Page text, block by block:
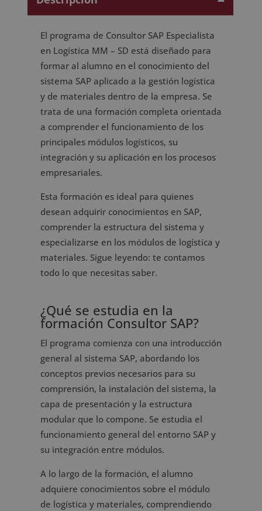
El programa de Consultor SAP Especialista
en Logística MM – SD está diseñado para
formar al alumno en el conocimiento del
sistema SAP aplicado a la gestión logística
y de materiales dentro de la empresa. Se
trata de una formación completa orientada
a comprender el funcionamiento de los
principales módulos logísticos, su
integración y su aplicación en los procesos
empresariales.
Esta formación es ideal para quienes
desean adquirir conocimientos en SAP,
comprender la estructura del sistema y
especializarse en los módulos de logística y
materiales. Sigue leyendo: te contamos
todo lo que necesitas saber.
¿Qué se estudia en la
formación Consultor SAP?
El programa comienza con una introducción
general al sistema SAP, abordando los
conceptos previos necesarios para su
comprensión, la instalación del sistema, la
capa de presentación y la estructura
modular que lo compone. Se estudia el
funcionamiento general del entorno SAP y
su integración entre módulos.
A lo largo de la formación, el alumno
adquiere conocimientos sobre el módulo
de logística y materiales, comprendiendo